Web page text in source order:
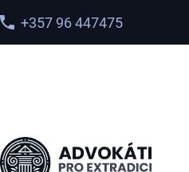
+357 96 447475